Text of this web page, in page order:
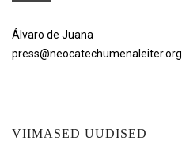
Álvaro de Juana
press@neocatechumenaleiter.org
VIIMASED UUDISED